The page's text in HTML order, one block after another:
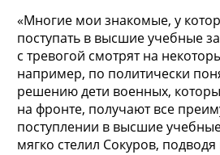
«Многие мои знакомые, у
поступать в высшие учебные
с тревогой смотрят на
например, по политически
решению дети военных,
на фронте, получают все
поступлении в высшие
мягко стелил Сокуров, подводя